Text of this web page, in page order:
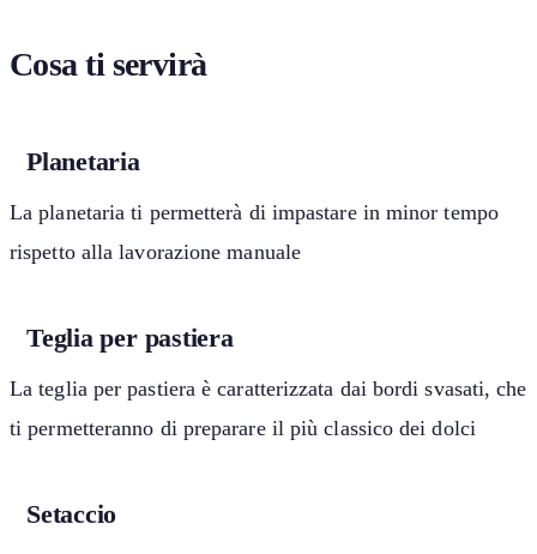
Cosa ti servirà
Planetaria
La planetaria ti permetterà di impastare in minor tempo
rispetto alla lavorazione manuale
Teglia per pastiera
La teglia per pastiera è caratterizzata dai bordi svasati, che
ti permetteranno di preparare il più classico dei dolci
Setaccio